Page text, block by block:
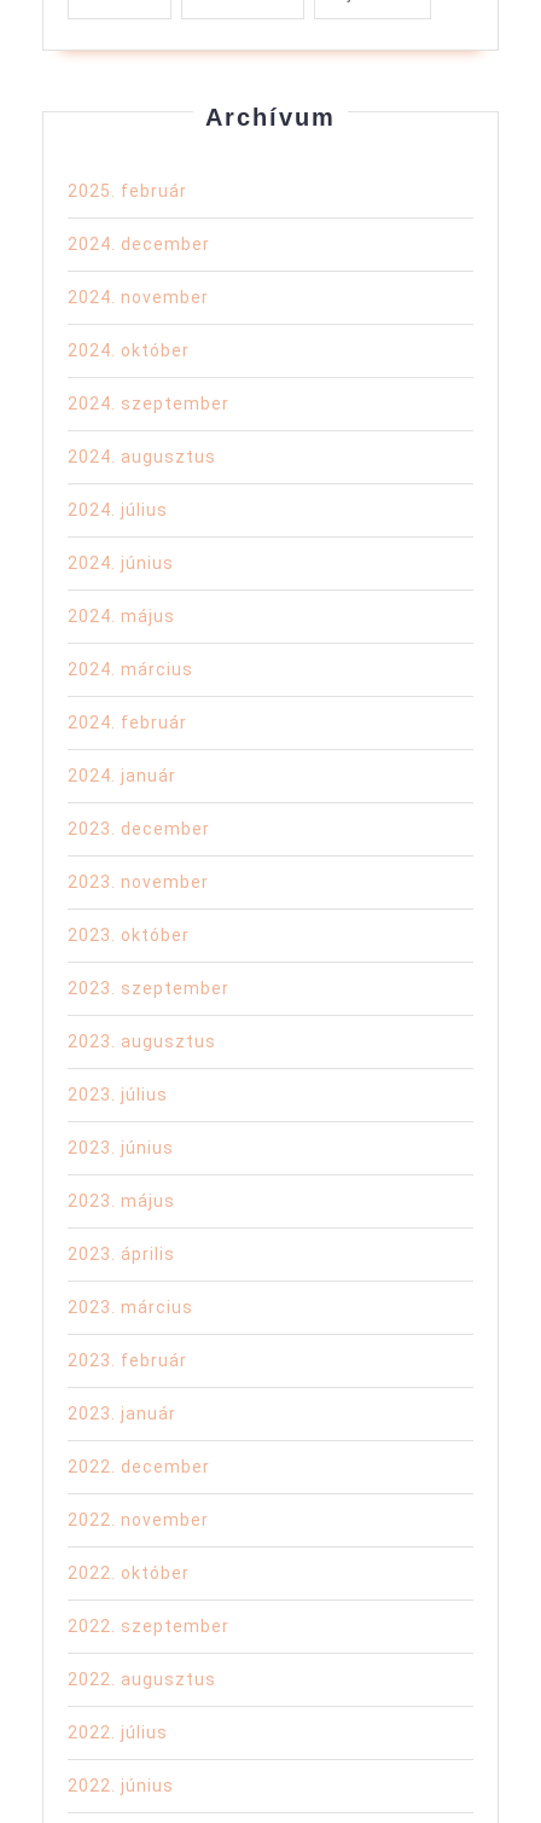
Archívum
2025. február
2024. december
2024. november
2024. október
2024. szeptember
2024. augusztus
2024. július
2024. június
2024. május
2024. március
2024. február
2024. január
2023. december
2023. november
2023. október
2023. szeptember
2023. augusztus
2023. július
2023. június
2023. május
2023. április
2023. március
2023. február
2023. január
2022. december
2022. november
2022. október
2022. szeptember
2022. augusztus
2022. július
2022. június